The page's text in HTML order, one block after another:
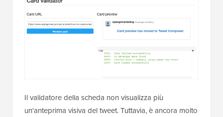
Il validatore della scheda non visualizza più
un'anteprima visiva del tweet. Tuttavia, è ancora molto